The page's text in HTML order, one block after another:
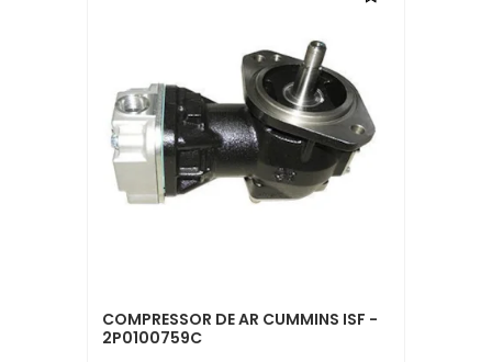
COMPRESSOR DE AR CUMMINS ISF -
2P0100759C